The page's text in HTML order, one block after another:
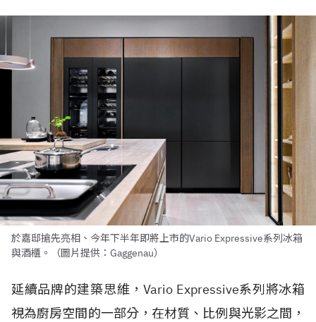
於嘉邸搶先亮相、今年下半年即將上市的Vario Expressive系列冰箱
與酒櫃。（圖片提供：Gaggenau）
延續品牌的建築思維，Vario Expressive系列將冰箱
視為廚房空間的一部分，在材質、比例與光影之間，